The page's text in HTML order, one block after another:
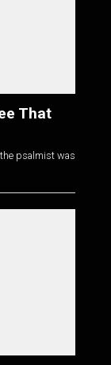
That
psalmist was